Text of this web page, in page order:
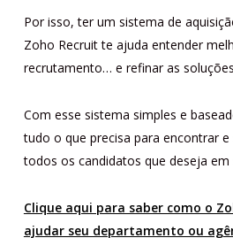
Por isso, ter um sistema de
Zoho Recruit te ajuda entender
recrutamento… e refinar as
Com esse sistema simples e
tudo o que precisa para encontrar
todos os candidatos que deseja em
Clique aqui para saber como o
ajudar seu departamento ou